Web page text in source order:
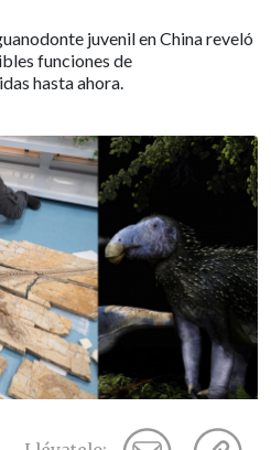
juvenil en China reveló
funciones de
hasta ahora.